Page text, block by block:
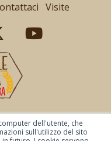
dell'utente, che
sull'utilizzo del sito
Visite